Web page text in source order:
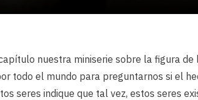
nuestra miniserie sobre la figura
todo el mundo para preguntarnos si el
seres indique que tal vez, estos seres